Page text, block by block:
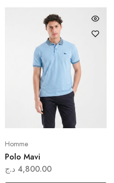
Homme
Polo Mavi
4,800.00 د.ج